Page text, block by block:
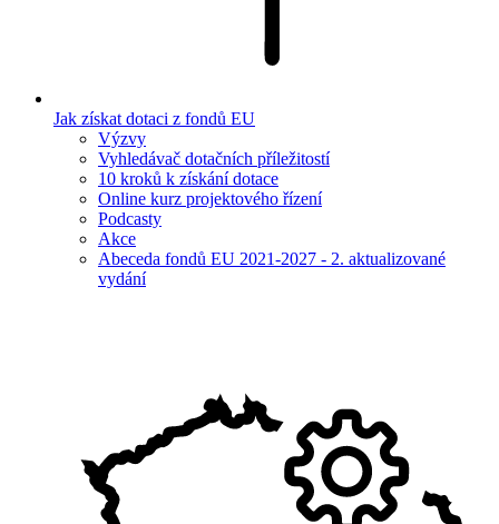
Jak získat dotaci z fondů EU
Výzvy
Vyhledávač dotačních příležitostí
10 kroků k získání dotace
Online kurz projektového řízení
Podcasty
Akce
Abeceda fondů EU 2021-2027 - 2. aktualizované
vydání